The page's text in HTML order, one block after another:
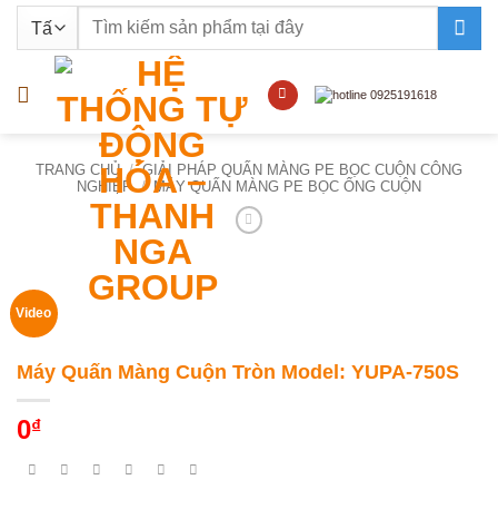
nội
Tìm
TRANG CHỦ / GIẢI PHÁP QUẤN MÀNG PE BỌC CUỘN CÔNG
NGHIỆP / MÁY QUẤN MÀNG PE BỌC ỐNG CUỘN
Video
Máy Quấn Màng Cuộn Tròn Model: YUPA-750S
0₫